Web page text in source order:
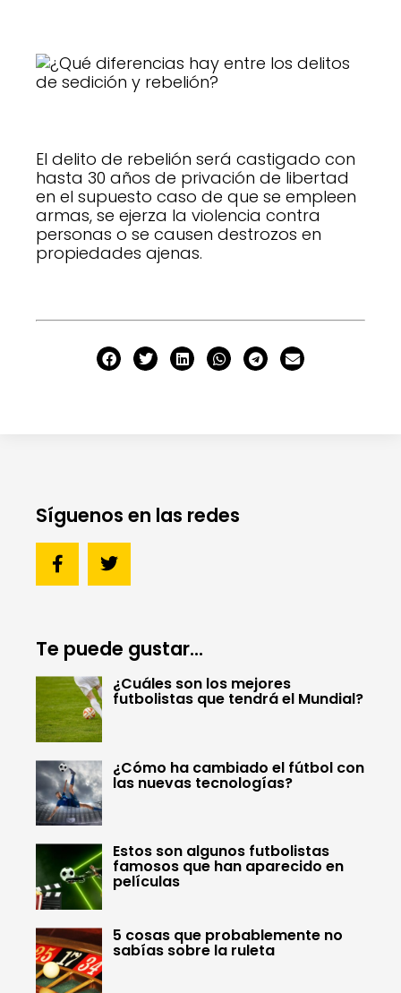
El delito de rebelión será castigado con
hasta 30 años de privación de libertad
en el supuesto caso de que se empleen
armas, se ejerza la violencia contra
personas o se causen destrozos en
propiedades ajenas.
Síguenos en las redes
Te puede gustar...
¿Cuáles son los mejores
futbolistas que tendrá el Mundial?
¿Cómo ha cambiado el fútbol con
las nuevas tecnologías?
Estos son algunos futbolistas
famosos que han aparecido en
películas
5 cosas que probablemente no
sabías sobre la ruleta